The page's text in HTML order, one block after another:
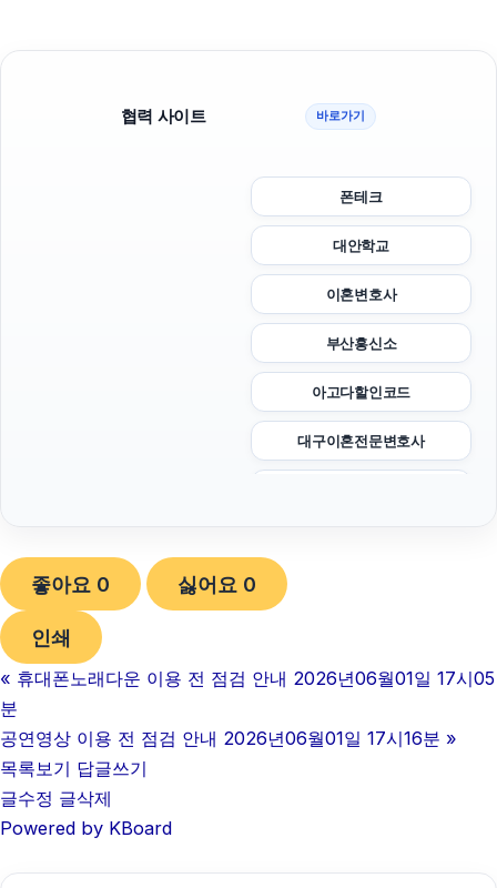
협력 사이트 바로가기
폰테크
대안학교
이혼변호사
부산흥신소
아고다할인코드
대구이혼전문변호사
폰테크
하남하수구막힘
좋아요 0 싫어요 0
인쇄
« 휴대폰노래다운 이용 전 점검 안내 2026년06월01일 17시05
분
공연영상 이용 전 점검 안내 2026년06월01일 17시16분 »
목록보기 답글쓰기
글수정 글삭제
Powered by KBoard